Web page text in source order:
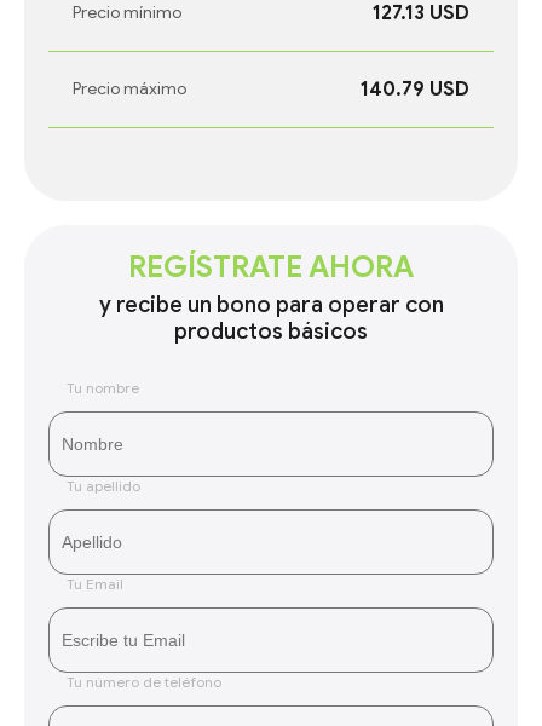
Precio mínimo 127.13 USD
Precio máximo 140.79 USD
REGÍSTRATE AHORA
y recibe un bono para operar con
productos básicos
Tu nombre
Tu apellido
Tu Email
Tu número de teléfono